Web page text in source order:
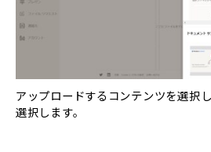
アップロードするコンテンツを選択
選択します。